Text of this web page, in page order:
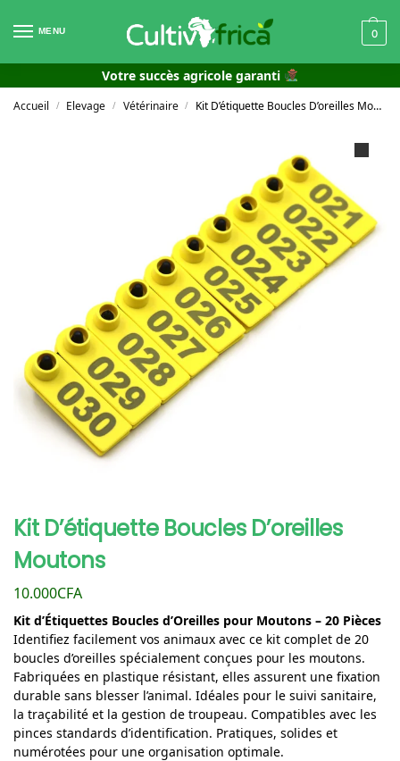
MENU 0
Votre succès agricole garanti
Accueil / Elevage / Vétérinaire / Kit D’étiquette Boucles D’oreilles Moutons
Kit D’étiquette Boucles D’oreilles
Moutons
10.000CFA
Kit d’Étiquettes Boucles d’Oreilles pour Moutons – 20 Pièces
Identifiez facilement vos animaux avec ce kit complet de 20
boucles d’oreilles spécialement conçues pour les moutons.
Fabriquées en plastique résistant, elles assurent une fixation
durable sans blesser l’animal. Idéales pour le suivi sanitaire,
la traçabilité et la gestion de troupeau. Compatibles avec les
pinces standards d’identification. Pratiques, solides et
numérotées pour une organisation optimale.